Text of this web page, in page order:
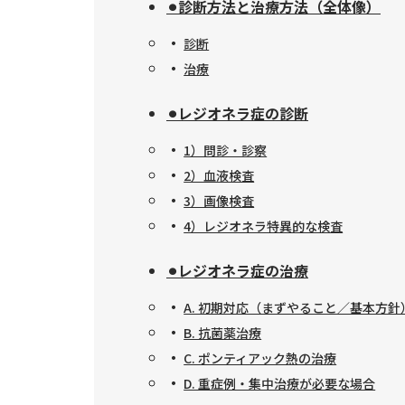
⚫︎診断方法と治療方法（全体像）
診断
治療
⚫︎レジオネラ症の診断
1）問診・診察
2）血液検査
3）画像検査
4）レジオネラ特異的な検査
⚫︎レジオネラ症の治療
A. 初期対応（まずやること／基本方針
B. 抗菌薬治療
C. ポンティアック熱の治療
D. 重症例・集中治療が必要な場合